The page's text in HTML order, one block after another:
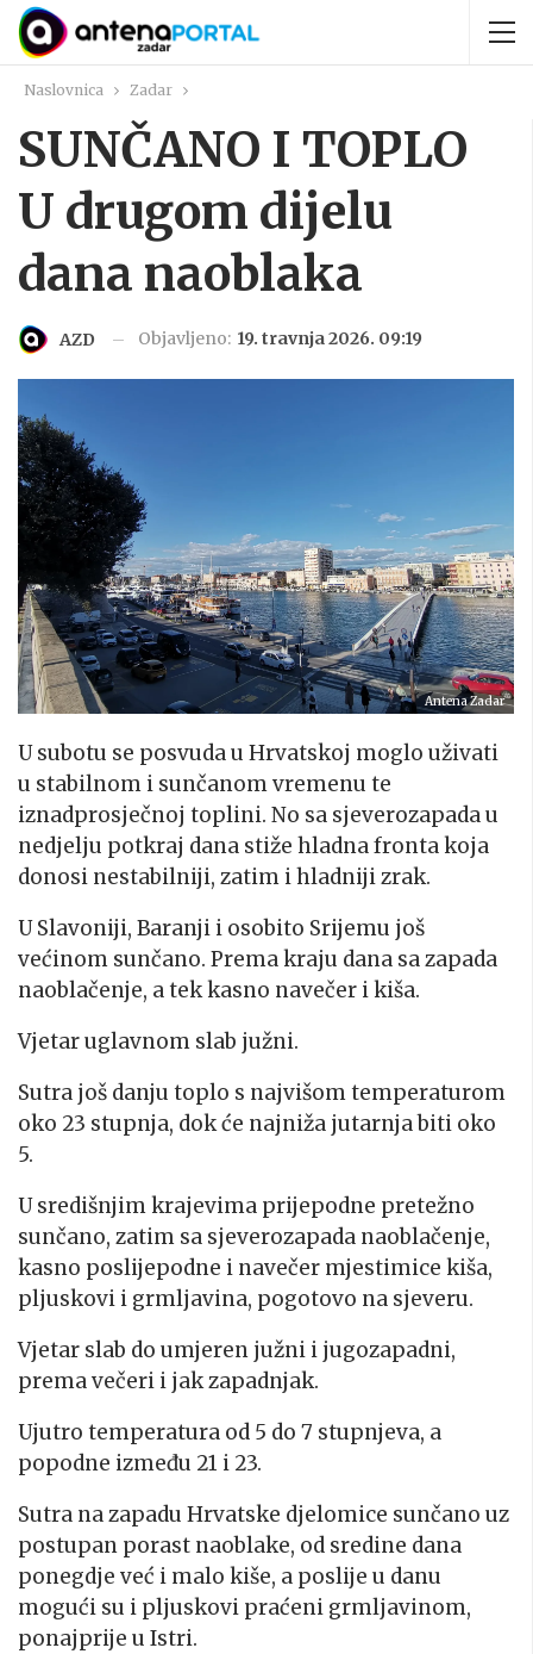
Naslovnica Zadar
SUNČANO I TOPLO
U drugom dijelu
dana naoblaka
AZD Objavljeno: 19. travnja 2026. 09:19
Antena Zadar
U subotu se posvuda u Hrvatskoj moglo uživati
u stabilnom i sunčanom vremenu te
iznadprosječnoj toplini. No sa sjeverozapada u
nedjelju potkraj dana stiže hladna fronta koja
donosi nestabilniji, zatim i hladniji zrak.
U Slavoniji, Baranji i osobito Srijemu još
većinom sunčano. Prema kraju dana sa zapada
naoblačenje, a tek kasno navečer i kiša.
Vjetar uglavnom slab južni.
Sutra još danju toplo s najvišom temperaturom
oko 23 stupnja, dok će najniža jutarnja biti oko
5.
U središnjim krajevima prijepodne pretežno
sunčano, zatim sa sjeverozapada naoblačenje,
kasno poslijepodne i navečer mjestimice kiša,
pljuskovi i grmljavina, pogotovo na sjeveru.
Vjetar slab do umjeren južni i jugozapadni,
prema večeri i jak zapadnjak.
Ujutro temperatura od 5 do 7 stupnjeva, a
popodne između 21 i 23.
Sutra na zapadu Hrvatske djelomice sunčano uz
postupan porast naoblake, od sredine dana
ponegdje već i malo kiše, a poslije u danu
mogući su i pljuskovi praćeni grmljavinom,
ponajprije u Istri.